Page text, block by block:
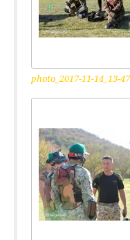
photo_2017-11-14_13-